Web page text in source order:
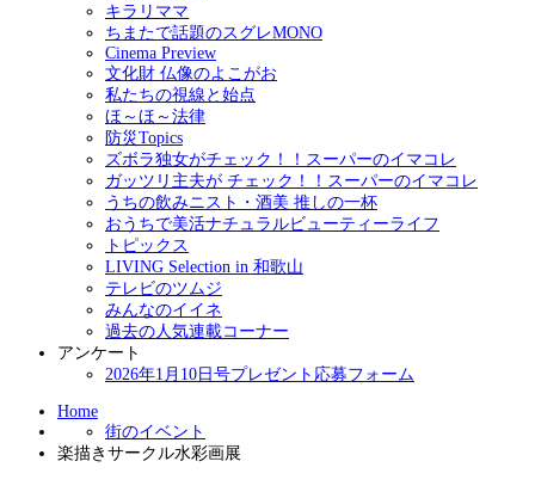
キラリママ
ちまたで話題のスグレMONO
Cinema Preview
文化財 仏像のよこがお
私たちの視線と始点
ほ～ほ～法律
防災Topics
ズボラ独女がチェック！！スーパーのイマコレ
ガッツリ主夫が チェック！！スーパーのイマコレ
うちの飲みニスト・酒美 推しの一杯
おうちで美活ナチュラルビューティーライフ
トピックス
LIVING Selection in 和歌山
テレビのツムジ
みんなのイイネ
過去の人気連載コーナー
アンケート
2026年1月10日号プレゼント応募フォーム
Home
街のイベント
楽描きサークル水彩画展